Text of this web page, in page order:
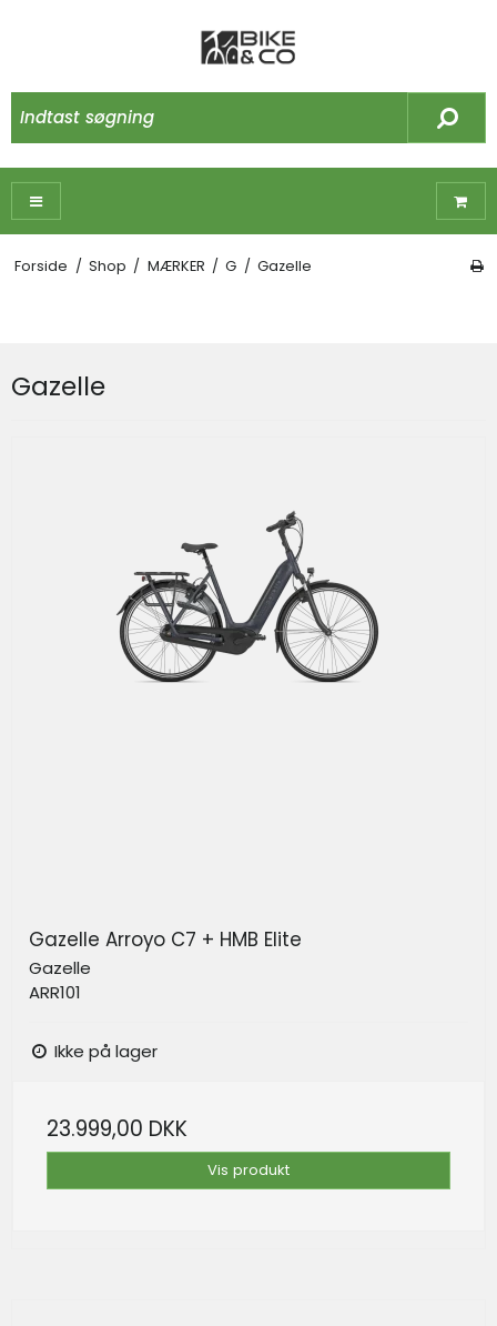
Forside / Shop / MÆRKER / G / Gazelle
Gazelle
Gazelle Arroyo C7 + HMB Elite
Gazelle
ARR101
Ikke på lager
23.999,00 DKK
Vis produkt